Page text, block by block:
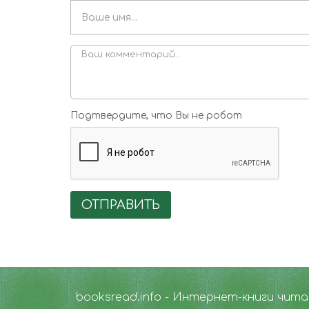
Подтвердите, что Вы не робот
ОТПРАВИТЬ
booksread.info - Интернет-книги